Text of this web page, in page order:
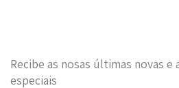
Recibe as nosas últimas novas e
especiais